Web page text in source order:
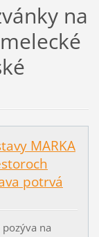
na
MARKA
potrvá
na